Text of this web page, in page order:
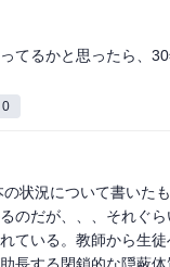
てるかと思ったら、
0
状況について書いた
のだが、、、それぐ
ている。教師から生